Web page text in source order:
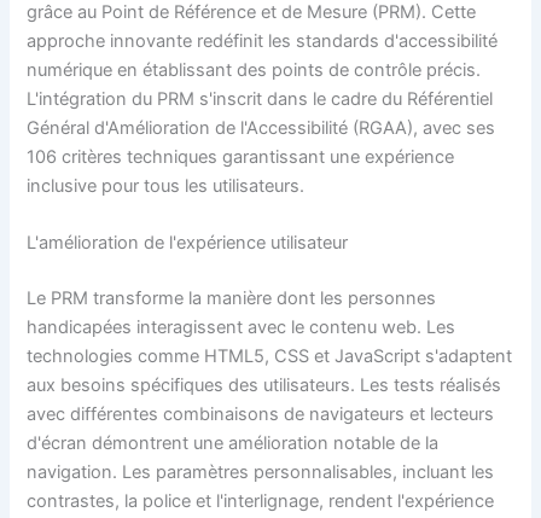
grâce au Point de Référence et de Mesure (PRM). Cette
approche innovante redéfinit les standards d'accessibilité
numérique en établissant des points de contrôle précis.
L'intégration du PRM s'inscrit dans le cadre du Référentiel
Général d'Amélioration de l'Accessibilité (RGAA), avec ses
106 critères techniques garantissant une expérience
inclusive pour tous les utilisateurs.
L'amélioration de l'expérience utilisateur
Le PRM transforme la manière dont les personnes
handicapées interagissent avec le contenu web. Les
technologies comme HTML5, CSS et JavaScript s'adaptent
aux besoins spécifiques des utilisateurs. Les tests réalisés
avec différentes combinaisons de navigateurs et lecteurs
d'écran démontrent une amélioration notable de la
navigation. Les paramètres personnalisables, incluant les
contrastes, la police et l'interlignage, rendent l'expérience